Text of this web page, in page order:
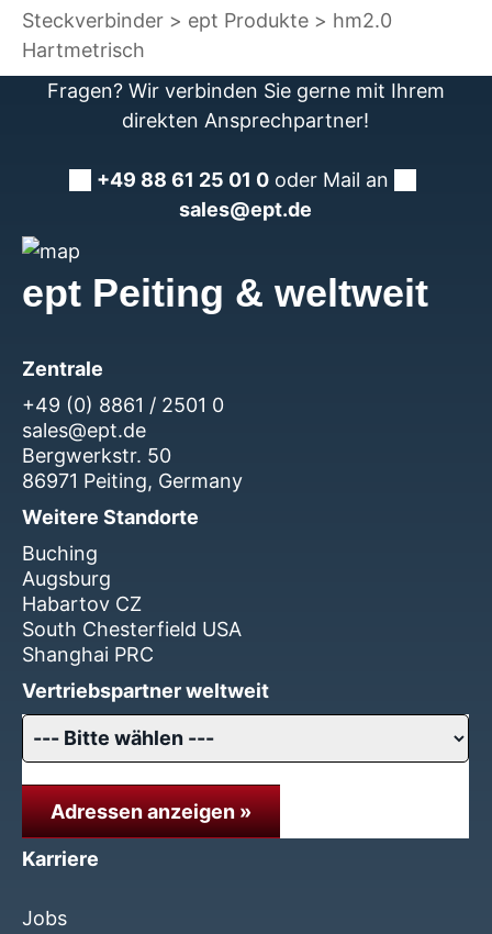
Steckverbinder ept Produkte
hm2.0
Hartmetrisch
Fragen? Wir verbinden Sie gerne mit Ihrem
direkten Ansprechpartner!
+49 88 61 25 01 0 oder Mail an
sales@ept.de
ept Peiting & weltweit
Zentrale
+49 (0) 8861 / 2501 0
sales@ept.de
Bergwerkstr. 50
86971 Peiting, Germany
Weitere Standorte
Buching
Augsburg
Habartov CZ
South Chesterfield USA
Shanghai PRC
Vertriebspartner weltweit
Adressen anzeigen »
Karriere
Jobs